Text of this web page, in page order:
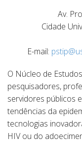
Av.
Cidade
E-mail:
O Núcleo de
pesquisadores,
servidores públicos
tendências da
tecnologias
HIV ou do